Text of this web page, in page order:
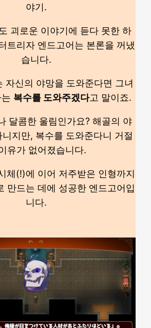
야기.
괴로운 이야기에 듣다 못한 하
트리자 엔드고어는 본론을 꺼냈
습니다.
자신의 야망을 도와준다면 그녀
복수를 도와주겠다고 말이죠.
달콤한 울림인가요? 해골의 야
지만, 복수를 도와준다니 거절
유가 없어졌습니다.
체(!)에 이어 저주받은 인형까지
만드는 데에 성공한 엔드고어입
니다.